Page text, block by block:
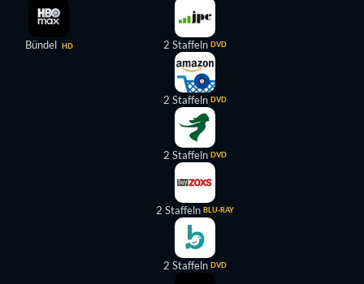
Bündel HD 2 Staffeln DVD
2 Staffeln DVD
2 Staffeln DVD
2 Staffeln BLU-RAY
2 Staffeln DVD